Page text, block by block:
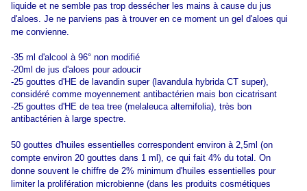
liquide et ne semble pas trop dessécher les mains à cause du jus
d'aloes. Je ne parviens pas à trouver en ce moment un gel d'aloes qui
me convienne.
-35 ml d'alcool à 96° non modifié
-20ml de jus d'aloes pour adoucir
-25 gouttes d'HE de lavandin super (lavandula hybrida CT super),
considéré comme moyennement antibactérien mais bon cicatrisant
-25 gouttes d'HE de tea tree (melaleuca alternifolia), très bon
antibactérien à large spectre.
50 gouttes d'huiles essentielles correspondent environ à 2,5ml (on
compte environ 20 gouttes dans 1 ml), ce qui fait 4% du total. On
donne souvent le chiffre de 2% minimum d'huiles essentielles pour
limiter la prolifération microbienne (dans les produits cosmétiques